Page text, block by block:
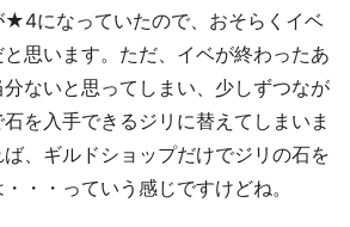
★4になっていたので、おそらくイベ
思います。ただ、イベが終わったあ
ないと思ってしまい、少しずつなが
を入手できるジリに替えてしまいま
、ギルドショップだけでジリの石を
・・っていう感じですけどね。